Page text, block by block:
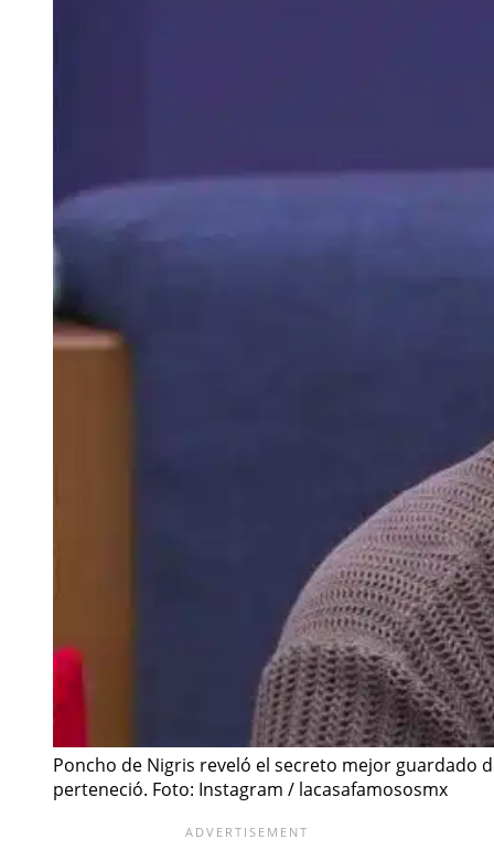
Poncho de Nigris reveló el secreto mejor guardado
perteneció. Foto: Instagram / lacasafamososmx